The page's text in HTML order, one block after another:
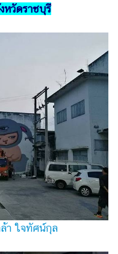
หวัดราชบุรี
า ใจทัศน์กุล